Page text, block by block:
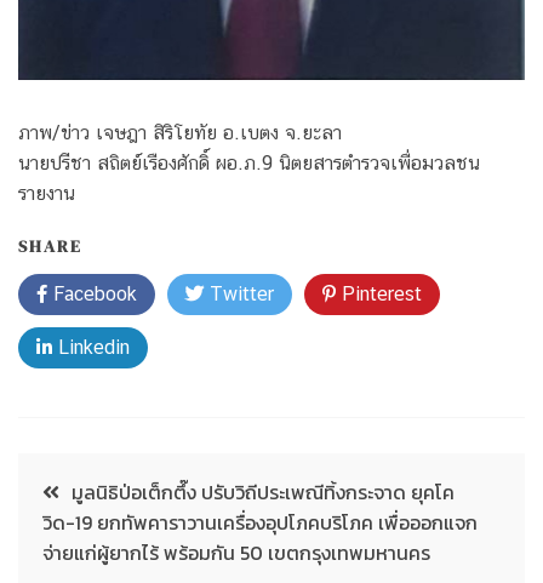
ภาพ/ข่าว เจษฎา สิริโยทัย อ.เบตง จ.ยะลา
นายปรีชา สถิตย์เรืองศักดิ์ ผอ.ภ.9 นิตยสารตำรวจเพื่อมวลชน
รายงาน
SHARE
Facebook Twitter Pinterest
Linkedin
มูลนิธิป่อเต็กตึ๊ง ปรับวิถีประเพณีทิ้งกระจาด ยุคโค
วิด-19 ยกทัพคาราวานเครื่องอุปโภคบริโภค เพื่อออกแจก
จ่ายแก่ผู้ยากไร้ พร้อมกัน 50 เขตกรุงเทพมหานคร